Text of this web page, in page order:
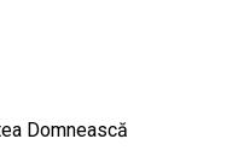
Domnească